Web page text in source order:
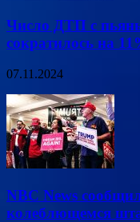
Число ДТП с
сократилось на
07.11.2024
NBC News
колеблющемся